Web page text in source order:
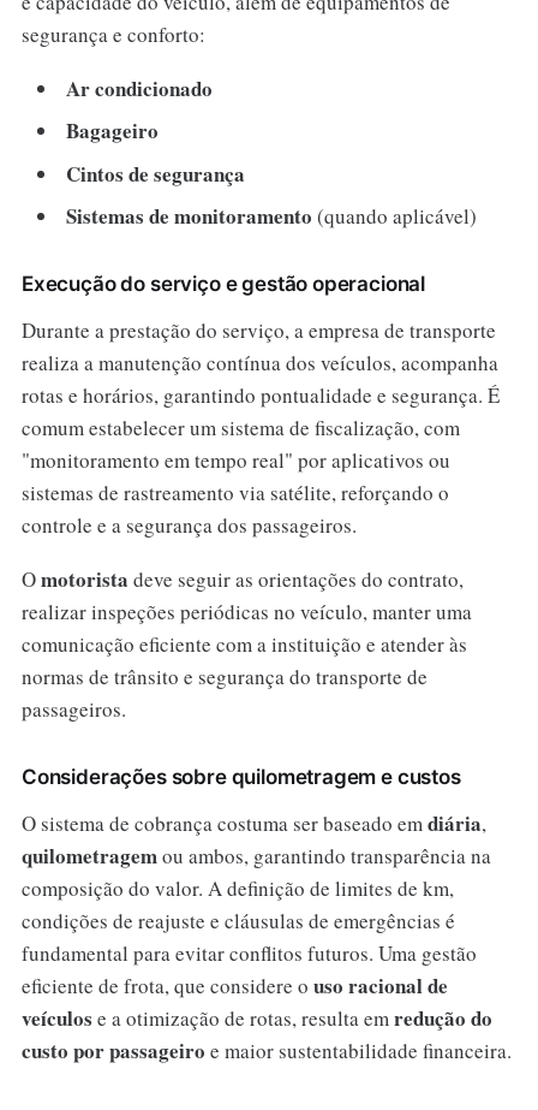
segurança e conforto:
Ar condicionado
Bagageiro
Cintos de segurança
Sistemas de monitoramento (quando aplicável)
Execução do serviço e gestão operacional
Durante a prestação do serviço, a empresa de transporte
realiza a manutenção contínua dos veículos, acompanha
rotas e horários, garantindo pontualidade e segurança. É
comum estabelecer um sistema de fiscalização, com
"monitoramento em tempo real" por aplicativos ou
sistemas de rastreamento via satélite, reforçando o
controle e a segurança dos passageiros.
Omotorista deve seguir as orientações do contrato,
realizar inspeções periódicas no veículo, manter uma
comunicação eficiente com a instituição e atender às
normas de trânsito e segurança do transporte de
passageiros.
Considerações sobre quilometragem e custos
O sistema de cobrança costuma ser baseado emdiária,
quilometragemou ambos, garantindo transparência na
composição do valor. A definição de limites de km,
condições de reajuste e cláusulas de emergências é
fundamental para evitar conflitos futuros. Uma gestão
eficiente de frota, que considere o uso racional de
veículos e a otimização de rotas, resulta emredução do
custo por passageiro e maior sustentabilidade financeira.